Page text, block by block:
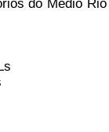
do Médio